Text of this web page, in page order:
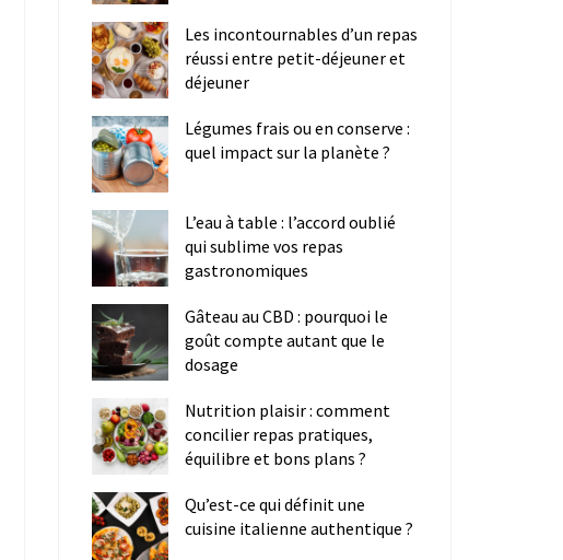
Les incontournables d’un repas
réussi entre petit-déjeuner et
déjeuner
Légumes frais ou en conserve :
quel impact sur la planète ?
L’eau à table : l’accord oublié
qui sublime vos repas
gastronomiques
Gâteau au CBD : pourquoi le
goût compte autant que le
dosage
Nutrition plaisir : comment
concilier repas pratiques,
équilibre et bons plans ?
Qu’est-ce qui définit une
cuisine italienne authentique ?